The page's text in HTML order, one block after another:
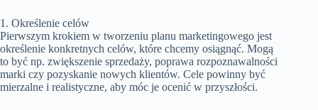
1. Określenie celów
Pierwszym krokiem w tworzeniu planu marketingowego jest
określenie konkretnych celów, które chcemy osiągnąć. Mogą
to być np. zwiększenie sprzedaży, poprawa rozpoznawalności
marki czy pozyskanie nowych klientów. Cele powinny być
mierzalne i realistyczne, aby móc je ocenić w przyszłości.